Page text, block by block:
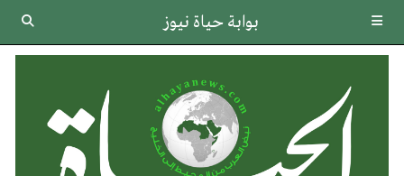
بوابة حياة نيوز